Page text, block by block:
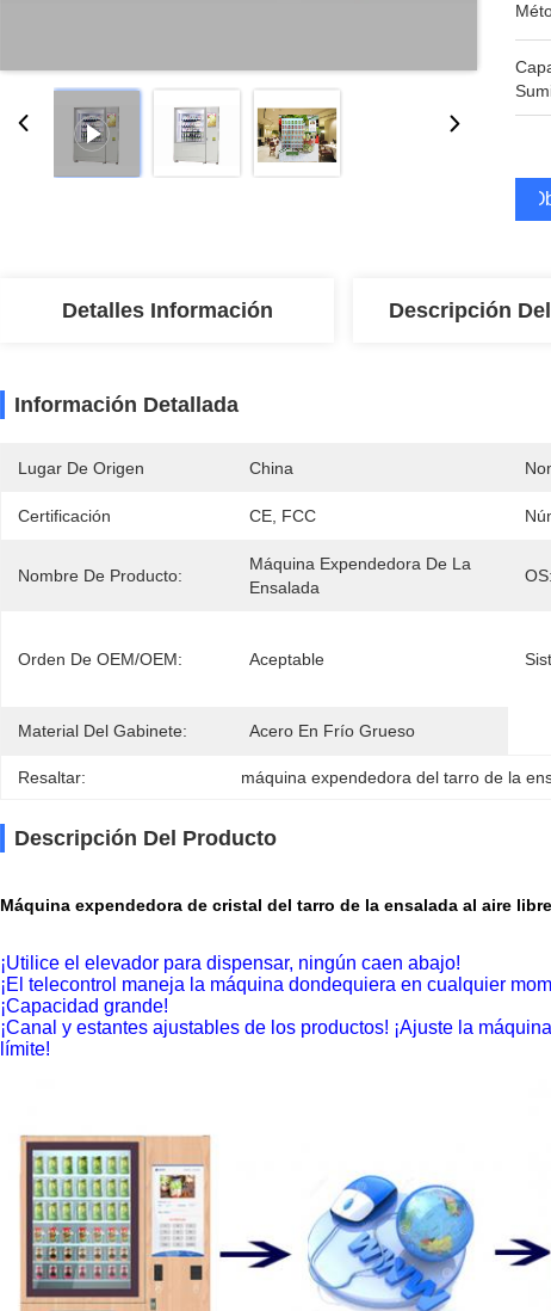
Detalles Información Descripción
Información Detallada
Lugar De Origen China
Certificación CE, FCC
Nombre De Producto:
Máquina Expendedora De La
Ensalada
OS:
Orden De OEM/OEM: Aceptable
Material Del Gabinete: Acero En Frío Grueso
Resaltar: máquina expendedora del tarro de la
Descripción Del Producto
Máquina expendedora de cristal del tarro de la ensalada al aire
¡Utilice el elevador para dispensar, ningún caen abajo!
¡El telecontrol maneja la máquina dondequiera en cualquier
¡Capacidad grande!
¡Canal y estantes ajustables de los productos! ¡Ajuste la
límite!